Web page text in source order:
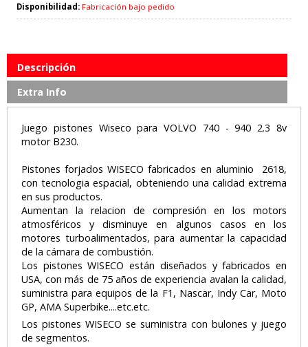
Disponibilidad: Fabricación bajo pedido
Descripción
Extra Info
Juego pistones Wiseco para VOLVO 740 - 940 2.3 8v
motor B230.
Pistones forjados WISECO fabricados en aluminio 2618,
con tecnologia espacial, obteniendo una calidad extrema
en sus productos.
Aumentan la relacion de compresión en los motors
atmosféricos y disminuye en algunos casos en los
motores turboalimentados, para aumentar la capacidad
de la cámara de combustión.
Los pistones WISECO están diseñados y fabricados en
USA, con más de 75 años de experiencia avalan la calidad,
suministra para equipos de la F1, Nascar, Indy Car, Moto
GP, AMA Superbike....etc.etc.
Los pistones WISECO se suministra con bulones y juego
de segmentos.